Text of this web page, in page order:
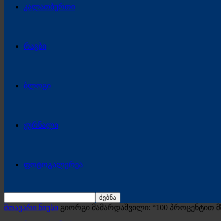
კალათბურთი
რაგბი
ბლოგი
ჟურნალი
ფოტოგალერეა
მთავარი ნიუსი გიორგი მამარდაშვილი: “100 პროცენტით